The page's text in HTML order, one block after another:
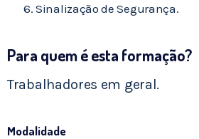
Sinalização de Segurança.
Para quem é esta formação?
Trabalhadores em geral.
Modalidade